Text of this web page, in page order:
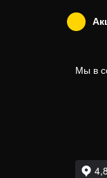
Мы в